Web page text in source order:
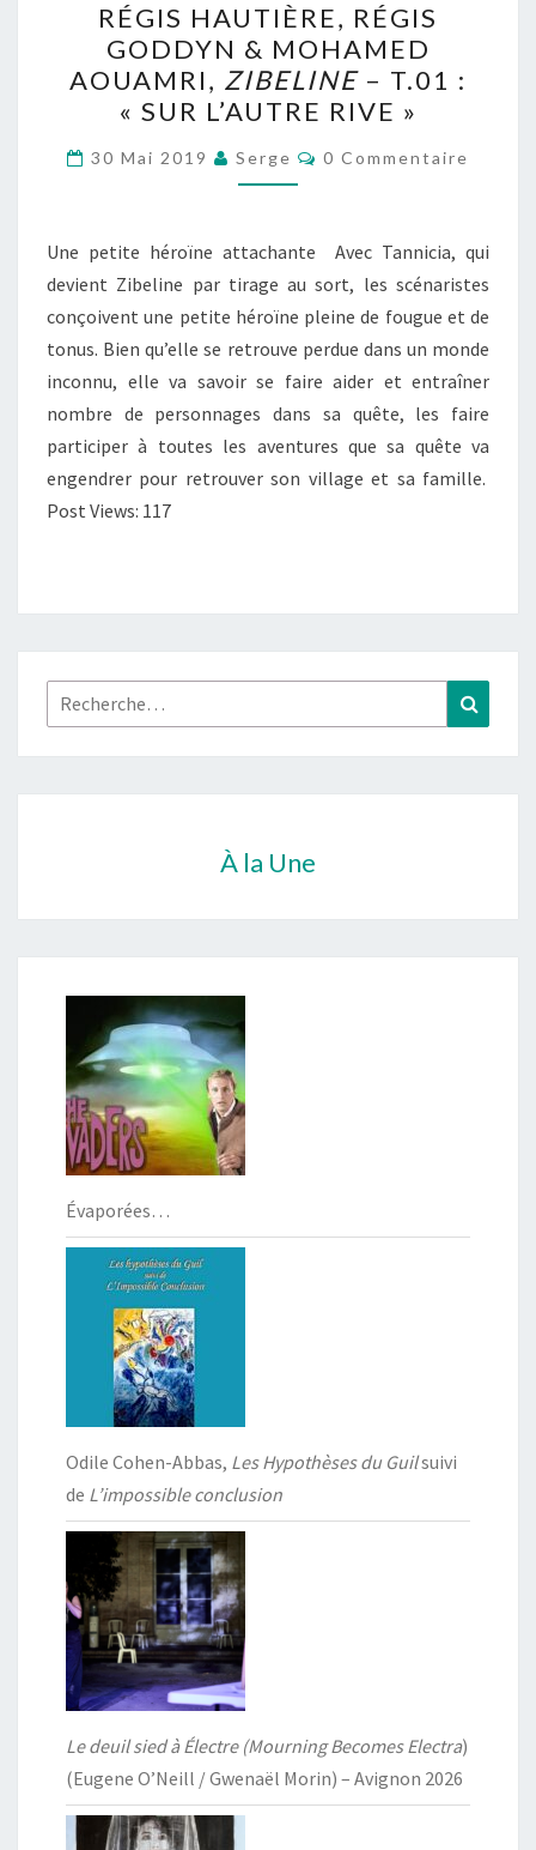
HAUTIÈRE,
RÉGIS
GODDYN
&
MOHAMED
AOUAMRI,
–
T.01
:
« SUR
L’AUTRE
RIVE »
RÉGIS HAUTIÈRE, RÉGIS
GODDYN & MOHAMED
AOUAMRI, ZIBELINE– T.01 :
« SUR L’AUTRE RIVE »
30 Mai 2019 Serge Commentaires
0 Commentaire
Une petite héroïne attachante Avec Tannicia, qui
devient Zibeline par tirage au sort, les scénaristes
conçoivent une petite héroïne pleine de fougue et de
tonus. Bien qu’elle se retrouve perdue dans un monde
inconnu, elle va savoir se faire aider et entraîner
nombre de personnages dans sa quête, les faire
participer à toutes les aventures que sa quête va
engendrer pour retrouver son village et sa famille.
Post Views: 117
Rechercher :
À la Une
Évaporées…
Odile Cohen-Abbas, Les Hypothèses du Guilsuivi
de L’impossible conclusion
Le deuil sied à Électre (Mourning Becomes Electra)
(Eugene O’Neill / Gwenaël Morin) – Avignon 2026